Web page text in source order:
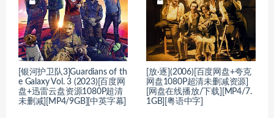
[银河护卫队3]Guardians of th
e Galaxy Vol. 3 (2023)[百度网
盘+迅雷云盘资源1080P超清
未删减][MP4/9GB][中英字幕]
[放·逐](2006)[百度网盘+夸克
网盘1080P超清未删减资源]
[网盘在线播放/下载][MP4/7.
1GB][粤语中字]